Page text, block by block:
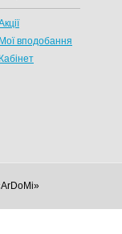
Мої вподобання
Кабінет